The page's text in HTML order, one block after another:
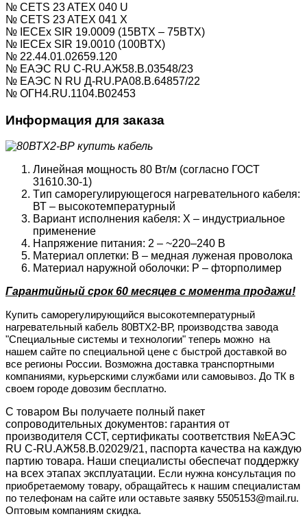
№ CETS 23 ATEX 040 U
№ CETS 23 ATEX 041 X
№ IECEx SIR 19.0009 (15BTX – 75BTX)
№ IECEx SIR 19.0010 (100BTX)
№ 22.44.01.02659.120
№ ЕАЭС RU C-RU.АЖ58.В.03548/23
№ ЕАЭС N RU Д-RU.РА08.В.64857/22
№ ОГН4.RU.1104.B02453
Информация для заказа
Линейная мощность 80 Вт/м (согласно ГОСТ
31610.30-1)
Tип саморегулирующегося нагревательного кабеля:
ВТ – высокотемпературный
Вариант исполнения кабеля: Х – индустриальное
применение
Напряжение питания: 2 – ~220–240 В
Материал оплетки: В – медная луженая проволока
Материал наружной оболочки: P – фторполимер
Гарантийный срок 60 месяцев с момента продажи!
Купить саморегулирующийся высокотемпературный
нагревательный кабель 80ВТХ2-ВР, производства завода
"Специальные системы и технологии" теперь можно на
нашем сайте по специальной цене с быстрой доставкой во
все регионы России. Возможна доставка транспортными
компаниями, курьерскими службами или самовывоз. До ТК в
своем городе довозим бесплатно.
С товаром Вы получаете полный пакет
сопроводительных документов: гарантия от
производителя ССТ, сертификаты соответствия №ЕАЭС
RU C-RU.АЖ58.B.02029/21, паспорта качества на каждую
партию товара. Наши специалисты обеспечат поддержку
на всех этапах эксплуатации. Если нужна консультация по
приобретаемому товару, обращайтесь к нашим специалистам
по телефонам на сайте или оставьте заявку 5505153@mail.ru.
Оптовым компаниям скидка.